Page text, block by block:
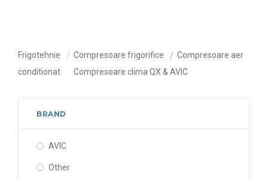
Frigotehnie Compresoare frigorifice
Compresoare aer
conditionat
Compresoare clima QX & AVIC
BRAND
AVIC
Other